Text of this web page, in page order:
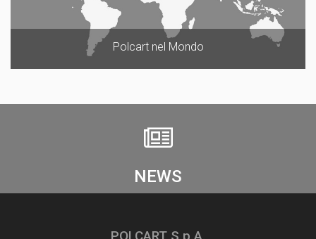
Polcart nel Mondo
NEWS
POLCART S.p.A.